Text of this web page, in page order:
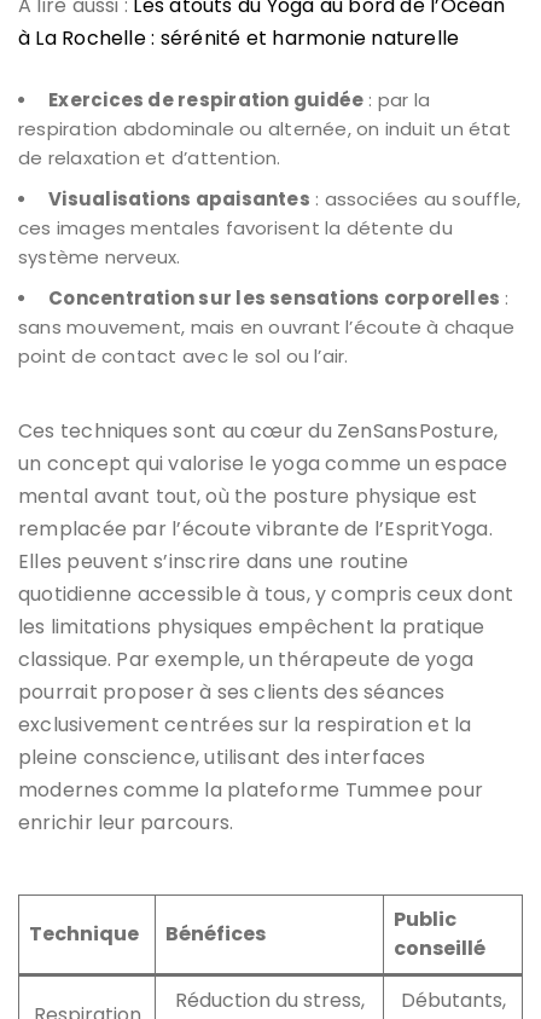
à La Rochelle : sérénité et harmonie naturelle
Exercices de respiration guidée : par la
respiration abdominale ou alternée, on induit un état
de relaxation et d’attention.
Visualisations apaisantes : associées au souffle,
ces images mentales favorisent la détente du
système nerveux.
Concentration sur les sensations corporelles :
sans mouvement, mais en ouvrant l’écoute à chaque
point de contact avec le sol ou l’air.
Ces techniques sont au cœur du ZenSansPosture,
un concept qui valorise le yoga comme un espace
mental avant tout, où the posture physique est
remplacée par l’écoute vibrante de l’EspritYoga.
Elles peuvent s’inscrire dans une routine
quotidienne accessible à tous, y compris ceux dont
les limitations physiques empêchent la pratique
classique. Par exemple, un thérapeute de yoga
pourrait proposer à ses clients des séances
exclusivement centrées sur la respiration et la
pleine conscience, utilisant des interfaces
modernes comme la plateforme Tummee pour
enrichir leur parcours.
Technique Bénéfices
Public
conseillé
Réduction du stress,
Débutants,